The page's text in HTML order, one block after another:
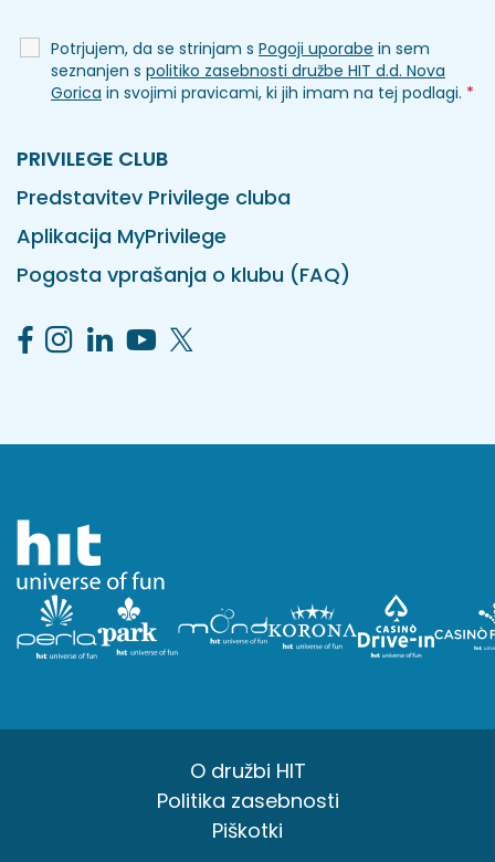
Potrjujem, da se strinjam s Pogoji uporabe in sem
seznanjen s politiko zasebnosti družbe HIT d.d. Nova
Gorica in svojimi pravicami, ki jih imam na tej podlagi. *
PRIVILEGE CLUB
Predstavitev Privilege cluba
Aplikacija MyPrivilege
Pogosta vprašanja o klubu (FAQ)
O družbi HIT
Politika zasebnosti
Piškotki